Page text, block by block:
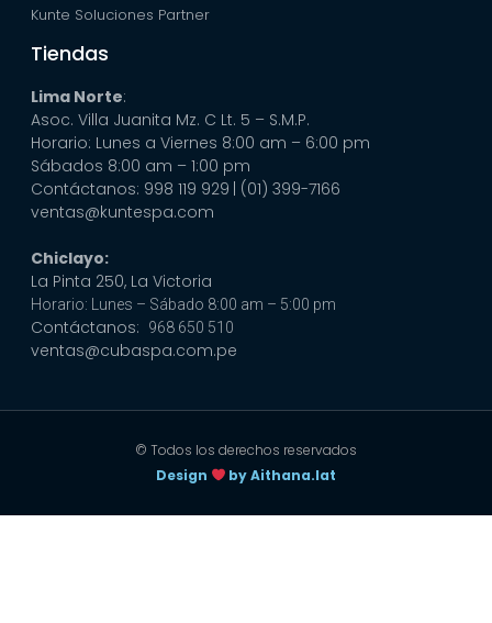
Kunte Soluciones Partner
Tiendas
Lima Norte:
Asoc. Villa Juanita Mz. C Lt. 5 – S.M.P.
Horario: Lunes a Viernes 8:00 am – 6:00 pm
Sábados 8:00 am – 1:00 pm
Contáctanos: 998 119 929 | (01) 399-7166
ventas@kuntespa.com
Chiclayo:
La Pinta 250, La Victoria
Horario: Lunes – Sábado 8:00 am – 5:00 pm
Contáctanos: 968 650 510
ventas@cubaspa.com.pe
© Todos los derechos reservados
Design
by Aithana.lat